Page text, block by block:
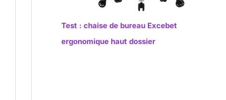
Test : chaise de bureau Excebet
ergonomique haut dossier